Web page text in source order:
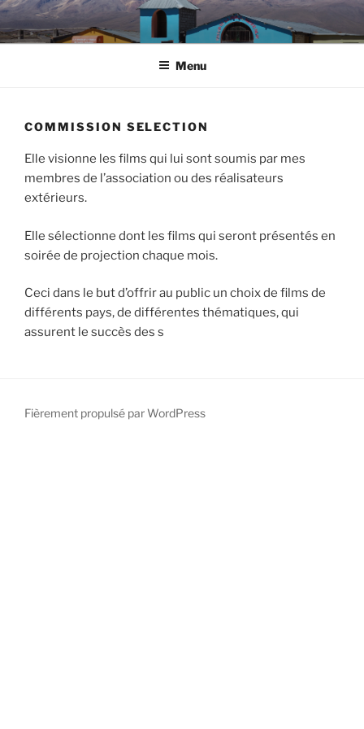
Aller
au
contenu
Menu
COMMISSION SELECTION
Elle visionne les films qui lui sont soumis par mes
membres de l’association ou des réalisateurs
extérieurs.
Elle sélectionne dont les films qui seront présentés en
soirée de projection chaque mois.
Ceci dans le but d’offrir au public un choix de films de
différents pays, de différentes thématiques, qui
assurent le succès des s
Fièrement propulsé par WordPress